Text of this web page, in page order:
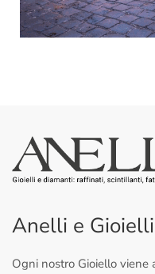
Anelli e
Ogni nostro Gioiello